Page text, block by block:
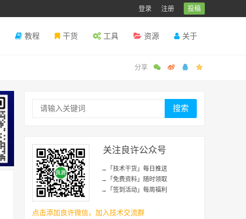
登录 注册 投稿
教程 干货 工具 资源 关于
搜索
关注良许公众号
→「技术干货」每日推送
→「免费资料」随时领取
→「签到活动」每周福利
点击添加良许微信，加入技术交流群